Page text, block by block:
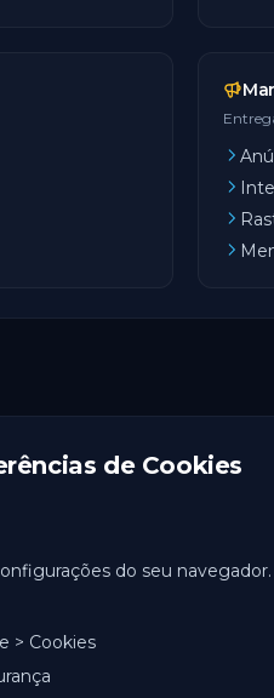
de Cookies
do seu
> Cookies